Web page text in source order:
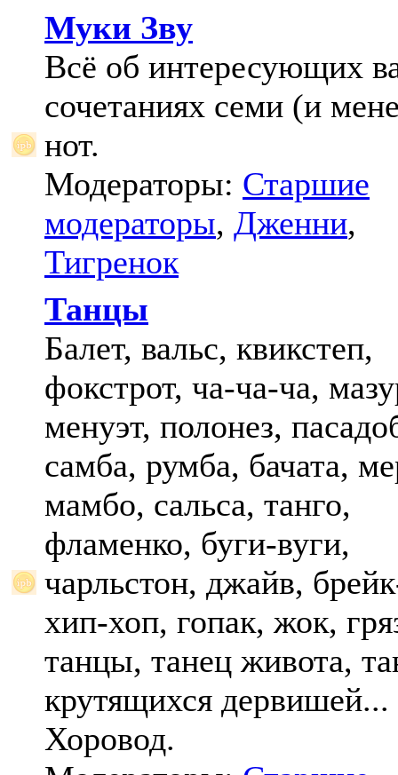
Муки Зву
Всё об интересующих
сочетаниях семи (и
нот.
Модераторы: Старшие
модераторы, Дженни,
Тигренок
Танцы
Балет, вальс, квикстеп,
фокстрот, ча-ча-ча,
менуэт, полонез,
самба, румба, бачата,
мамбо, сальса, танго,
фламенко, буги-вуги,
чарльстон, джайв,
хип-хоп, гопак, жок,
танцы, танец живота,
крутящихся дервишей...
Хоровод.